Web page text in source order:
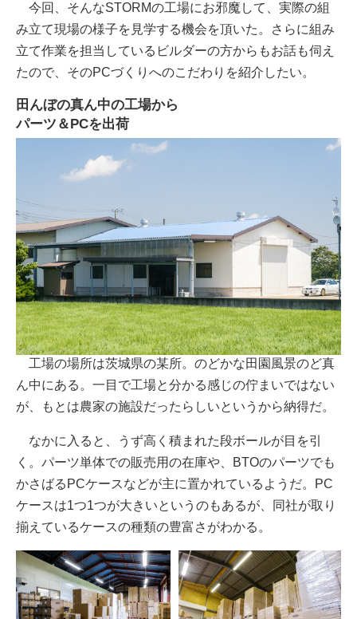
今回、そんなSTORMの工場にお邪魔して、実際の組
み立て現場の様子を見学する機会を頂いた。さらに組み
立て作業を担当しているビルダーの方からもお話も伺え
たので、そのPCづくりへのこだわりを紹介したい。
田んぼの真ん中の工場から
パーツ＆PCを出荷
工場の場所は茨城県の某所。のどかな田園風景のど真
ん中にある。一目で工場と分かる感じの佇まいではない
が、もとは農家の施設だったらしいというから納得だ。
なかに入ると、うず高く積まれた段ボールが目を引
く。パーツ単体での販売用の在庫や、BTOのパーツでも
かさばるPCケースなどが主に置かれているようだ。PC
ケースは1つ1つが大きいというのもあるが、同社が取り
揃えているケースの種類の豊富さがわかる。